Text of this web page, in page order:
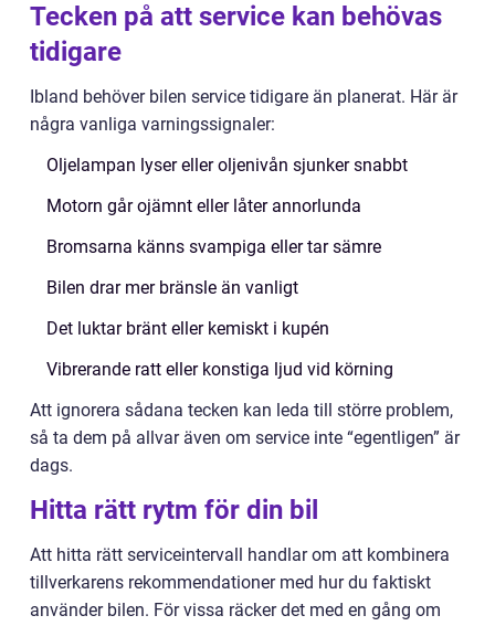
Tecken på att service kan behövas
tidigare
Ibland behöver bilen service tidigare än planerat. Här är
några vanliga varningssignaler:
Oljelampan lyser eller oljenivån sjunker snabbt
Motorn går ojämnt eller låter annorlunda
Bromsarna känns svampiga eller tar sämre
Bilen drar mer bränsle än vanligt
Det luktar bränt eller kemiskt i kupén
Vibrerande ratt eller konstiga ljud vid körning
Att ignorera sådana tecken kan leda till större problem,
så ta dem på allvar även om service inte “egentligen” är
dags.
Hitta rätt rytm för din bil
Att hitta rätt serviceintervall handlar om att kombinera
tillverkarens rekommendationer med hur du faktiskt
använder bilen. För vissa räcker det med en gång om